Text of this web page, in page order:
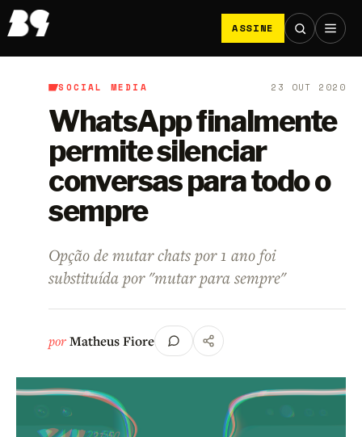
ASSINE
B9/Social Media
SOCIAL MEDIA 23 OUT 2020
WhatsApp finalmente
permite silenciar
conversas para todo o
sempre
Opção de mutar chats por 1 ano foi
substituída por "mutar para sempre"
porMatheus Fiore